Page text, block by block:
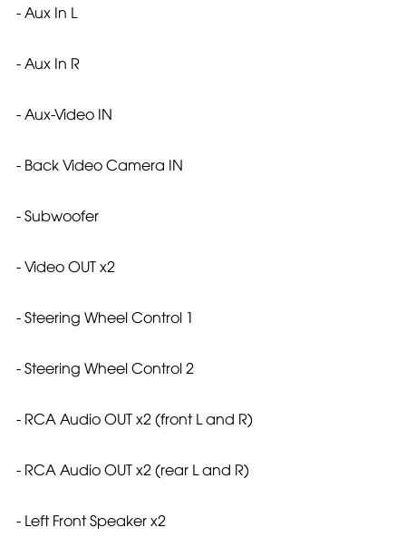
- Aux In L
- Aux In R
- Aux-Video IN
- Back Video Camera IN
- Subwoofer
- Video OUT x2
- Steering Wheel Control 1
- Steering Wheel Control 2
- RCA Audio OUT x2 (front L and R)
- RCA Audio OUT x2 (rear L and R)
- Left Front Speaker x2